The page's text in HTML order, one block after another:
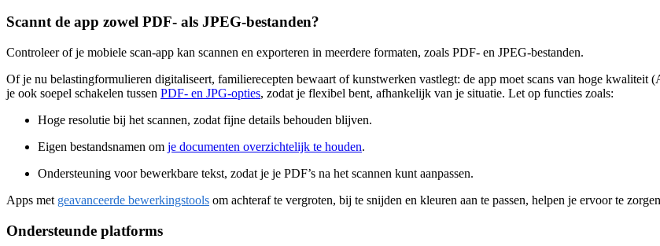
Scannt de app zowel PDF- als JPEG-bestanden?
Controleer of je mobiele scan-app kan scannen en exporteren in meerdere formaten, zoals PDF- en JPEG-bestanden.
Of je nu belasting­formulieren digitaliseert, familierecepten bewaart of kunstwerken vastlegt: de app moet scans van hoge kwaliteit
je ook soepel schakelen tussen PDF- en JPG-opties, zodat je flexibel bent, afhankelijk van je situatie. Let op functies zoals:
Hoge resolutie bij het scannen, zodat fijne details behouden blijven.
Eigen bestandsnamen om je documenten overzichtelijk te houden.
Ondersteuning voor bewerkbare tekst, zodat je je PDF’s na het scannen kunt aanpassen.
Apps met geavanceerde bewerkings­tools om achteraf te vergroten, bij te snijden en kleuren aan te passen, helpen je ervoor te
Ondersteunde platforms